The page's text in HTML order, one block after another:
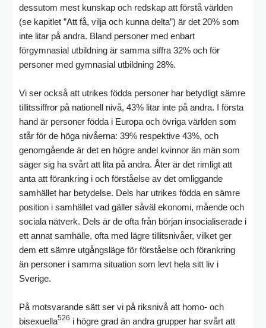
dessutom mest kunskap och redskap att förstå världen
(se kapitlet ”Att få, vilja och kunna delta”) är det 20% som
inte litar på andra. Bland personer med enbart
förgymnasial utbildning är samma siffra 32% och för
personer med gymnasial utbildning 28%.
Vi ser också att utrikes födda personer har betydligt sämre
tillitssiffror på nationell nivå, 43% litar inte på andra. I första
hand är personer födda i Europa och övriga världen som
står för de höga nivåerna: 39% respektive 43%, och
genomgående är det en högre andel kvinnor än män som
säger sig ha svårt att lita på andra. Åter är det rimligt att
anta att förankring i och förståelse av det omliggande
samhället har betydelse. Dels har utrikes födda en sämre
position i samhället vad gäller såväl ekonomi, mående och
sociala nätverk. Dels är de ofta från början insocialiserade i
ett annat samhälle, ofta med lägre tillitsnivåer, vilket ger
dem ett sämre utgångsläge för förståelse och förankring
än personer i samma situation som levt hela sitt liv i
Sverige.
På motsvarande sätt ser vi på riksnivå att homo- och
bisexuella526 i högre grad än andra grupper har svårt att